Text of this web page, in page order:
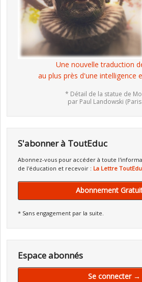
Une nouvelle traduction
au plus près d'une intelligence
* Détail de la statue de
par Paul Landowski
S'abonner à ToutEduc
Abonnez-vous pour accéder à toute
de l'éducation et recevoir : La Lettre
Abonnement
* Sans engagement par la suite.
Espace abonnés
Se connecter →